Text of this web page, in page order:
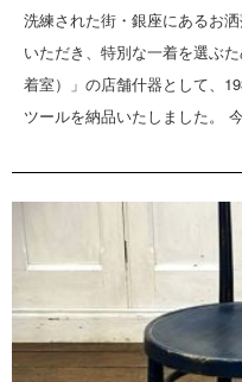
洗練された街・銀座にあるお
いただき、特別な一着を選ぶ
着室）」の店舗什器として、
ツールを納品いたしました。